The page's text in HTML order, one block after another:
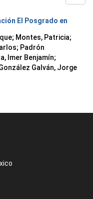
El Posgrado en
; Montes, Patricia;
; Padrón
Imer Benjamín;
Galván, Jorge